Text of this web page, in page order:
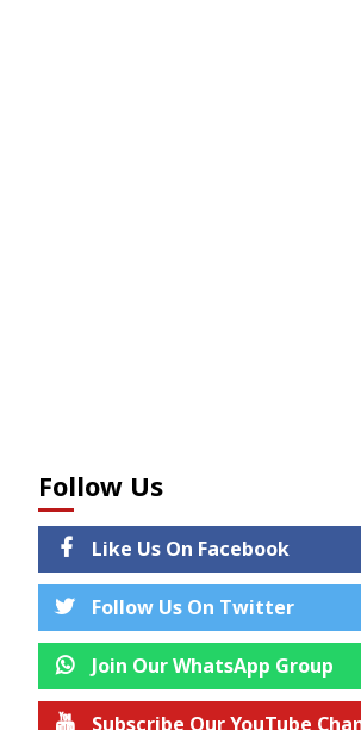
Follow Us
Like Us On Facebook
Follow Us On Twitter
Join Our WhatsApp Group
Subscribe Our YouTube